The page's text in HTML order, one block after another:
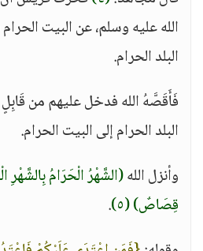
الله عليه وسلم، عن البيت
البلد الحرام.
فَأَقَصَّهُ الله فدخل عليهم من
البلد الحرام إلى البيت الحرام.
وأنزل الله(الشَّهْرُ الْحَرَامُ بِالشَّهْرِ
قِصَاصٌ)(٥) .